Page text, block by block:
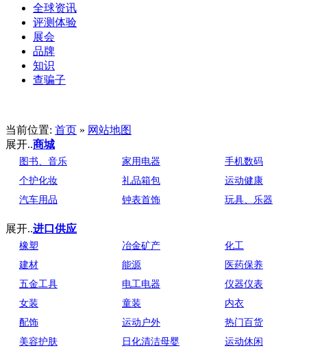
全球资讯
评测体验
展会
品牌
知识
查骗子
当前位置: 首页 » 网站地图
展开..商城
图书、音乐 家用电器 手机数码
个护化妆
礼品箱包 运动健康
汽车用品
钟表首饰 玩具、乐器
展开..进口供应
橡塑 冶金矿产 化工
建材
能源 医药保养
五金工具
电工电器 仪器仪表
女装
童装 内衣
配饰
运动户外 热门百货
美容护肤
日化清洁母婴 运动休闲